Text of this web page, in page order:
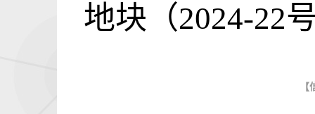
地块（2024-22